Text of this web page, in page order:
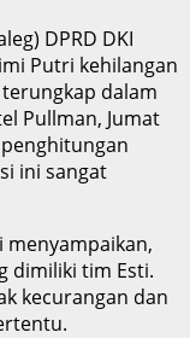
DPRD DKI
Putri kehilangan
dalam
Pullman, Jumat
ini sangat
menyampaikan,
dimiliki tim Esti.
kecurangan dan